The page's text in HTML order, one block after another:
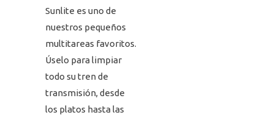
Sunlite es uno de
nuestros pequeños
multitareas favoritos.
Úselo para limpiar
todo su tren de
transmisión, desde
los platos hasta las